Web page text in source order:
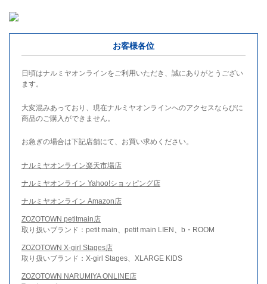
お客様各位
日頃はナルミヤオンラインをご利用いただき、誠にありがとうござい
ます。
大変混みあっており、現在ナルミヤオンラインへのアクセスならびに
商品のご購入ができません。
お急ぎの場合は下記店舗にて、お買い求めください。
ナルミヤオンライン楽天市場店
ナルミヤオンライン Yahoo!ショッピング店
ナルミヤオンライン Amazon店
ZOZOTOWN petitmain店
取り扱いブランド：petit main、petit main LIEN、b・ROOM
ZOZOTOWN X-girl Stages店
取り扱いブランド：X-girl Stages、XLARGE KIDS
ZOZOTOWN NARUMIYA ONLINE店